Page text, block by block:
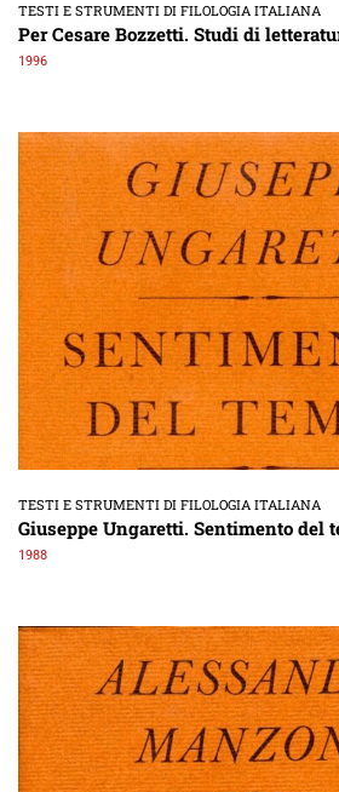
TESTI E STRUMENTI DI FILOLOGIA ITALIANA
Per Cesare Bozzetti. Studi di
1996
TESTI E STRUMENTI DI FILOLOGIA ITALIANA
Giuseppe Ungaretti. Sentimento del
1988